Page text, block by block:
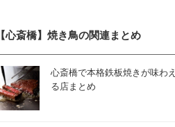
【心斎橋】焼き鳥の関連まとめ
心斎橋で本格鉄板焼きが味わえ
る店まとめ